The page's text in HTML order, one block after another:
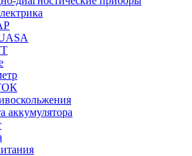
аккумулятора